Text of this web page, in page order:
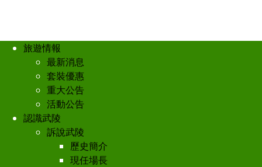
旅遊情報
最新消息
套裝優惠
重大公告
活動公告
認識武陵
訴說武陵
歷史簡介
現任場長